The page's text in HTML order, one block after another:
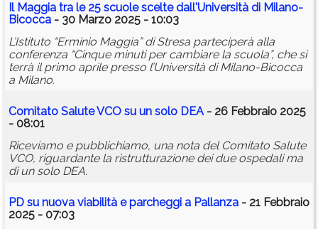
Il Maggia tra le 25 scuole scelte dall'Università di Milano-
Bicocca - 30 Marzo 2025 - 10:03
L’Istituto “Erminio Maggia” di Stresa parteciperà alla
conferenza “Cinque minuti per cambiare la scuola”, che si
terrà il primo aprile presso l’Università di Milano-Bicocca
a Milano.
Comitato Salute VCO su un solo DEA- 26 Febbraio 2025
- 08:01
Riceviamo e pubblichiamo, una nota del Comitato Salute
VCO, riguardante la ristrutturazione dei due ospedali ma
di un solo DEA.
PD su nuova viabilità e parcheggi a Pallanza - 21 Febbraio
2025 - 07:03